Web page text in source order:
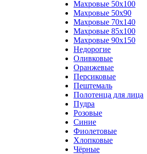
Махровые 50х100
Махровые 50х90
Махровые 70х140
Махровые 85х100
Махровые 90х150
Недорогие
Оливковые
Оранжевые
Персиковые
Пештемаль
Полотенца для лица
Пудра
Розовые
Синие
Фиолетовые
Хлопковые
Чёрные